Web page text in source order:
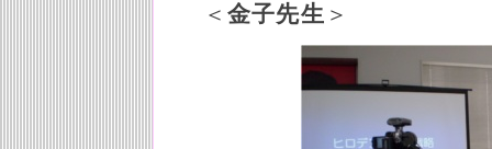
＜金子先生 ＞